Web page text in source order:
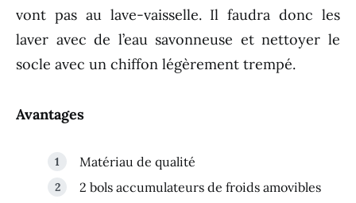
vont pas au lave-vaisselle. Il faudra donc les
laver avec de l’eau savonneuse et nettoyer le
socle avec un chiffon légèrement trempé.
Avantages
Matériau de qualité
2 bols accumulateurs de froids amovibles